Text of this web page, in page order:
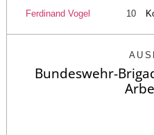
Ferdinand Vogel 10
Bundeswehr-